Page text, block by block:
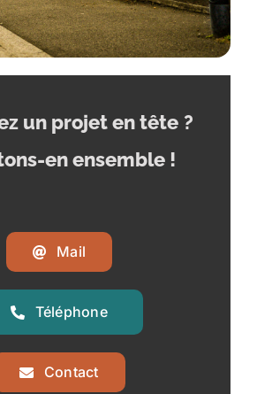
un projet en tête ?
en ensemble !
Mail
Téléphone
Contact